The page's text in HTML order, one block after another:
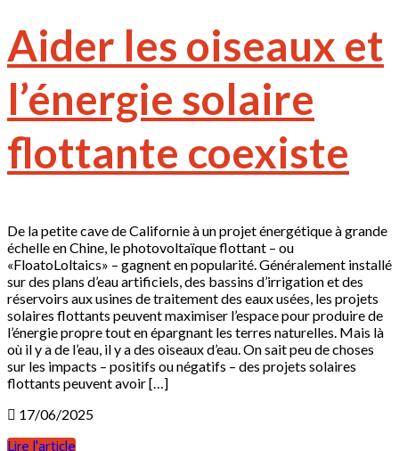
Aider les oiseaux et
l’énergie solaire
flottante coexiste
De la petite cave de Californie à un projet énergétique à grande
échelle en Chine, le photovoltaïque flottant – ou
«FloatoLoltaics» – gagnent en popularité. Généralement installé
sur des plans d’eau artificiels, des bassins d’irrigation et des
réservoirs aux usines de traitement des eaux usées, les projets
solaires flottants peuvent maximiser l’espace pour produire de
l’énergie propre tout en épargnant les terres naturelles. Mais là
où il y a de l’eau, il y a des oiseaux d’eau. On sait peu de choses
sur les impacts – positifs ou négatifs – des projets solaires
flottants peuvent avoir […]
17/06/2025
Lire l'article